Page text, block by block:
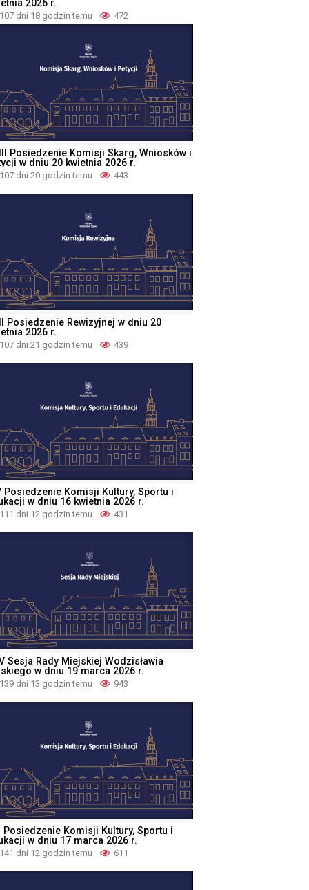
2026 r.
107 dni 18 godzin temu 472
Posiedzenie Komisji Skarg, Wniosków i
w dniu 20 kwietnia 2026 r.
107 dni 20 godzin temu 443
Posiedzenie Rewizyjnej w dniu 20
2026 r.
107 dni 21 godzin temu 439
Posiedzenie Komisji Kultury, Sportu i
w dniu 16 kwietnia 2026 r.
111 dni 12 godzin temu 431
Sesja Rady Miejskiej Wodzisławia
w dniu 19 marca 2026 r.
139 dni 13 godzin temu 943
Posiedzenie Komisji Kultury, Sportu i
w dniu 17 marca 2026 r.
141 dni 12 godzin temu 611